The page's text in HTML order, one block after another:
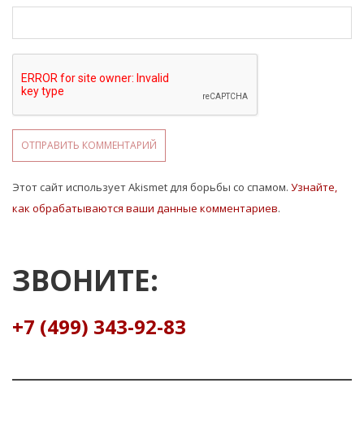
Этот сайт использует Akismet для борьбы со спамом. Узнайте,
как обрабатываются ваши данные комментариев.
ЗВОНИТЕ:
+7 (499) 343-92-83